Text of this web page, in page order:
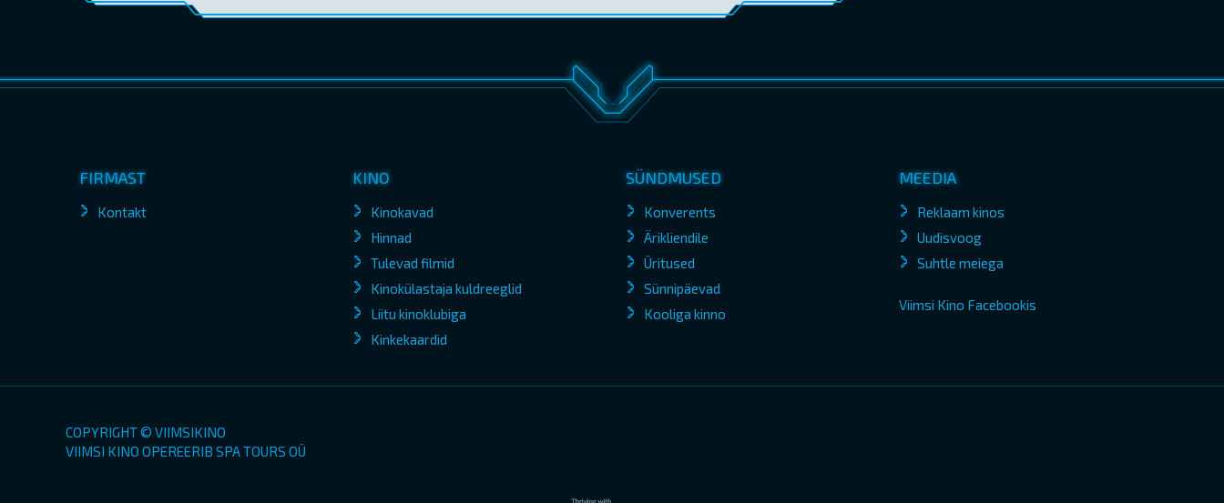
FIRMAST
Kontakt
KINO
Kinokavad
Hinnad
Tulevad filmid
Kinokülastaja kuldreeglid
Liitu kinoklubiga
Kinkekaardid
SÜNDMUSED
Konverents
Ärikliendile
Üritused
Sünnipäevad
Kooliga kinno
MEEDIA
Reklaam kinos
Uudisvoog
Suhtle meiega
Viimsi Kino Facebookis
COPYRIGHT © VIIMSIKINO
VIIMSI KINO OPEREERIB SPA TOURS OÜ